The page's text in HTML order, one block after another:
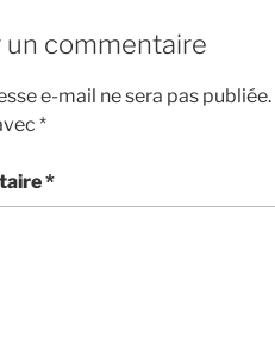
un commentaire
e-mail ne sera pas publiée.
*
*